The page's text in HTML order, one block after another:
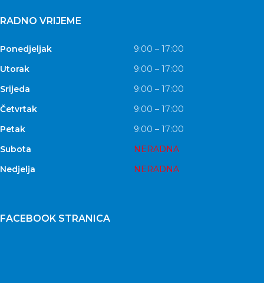
RADNO VRIJEME
Ponedjeljak
9:00 – 17:00
Utorak
9:00 – 17:00
Srijeda
9:00 – 17:00
Četvrtak
9:00 – 17:00
Petak
9:00 – 17:00
Subota
NERADNA
Nedjelja
NERADNA
FACEBOOK STRANICA